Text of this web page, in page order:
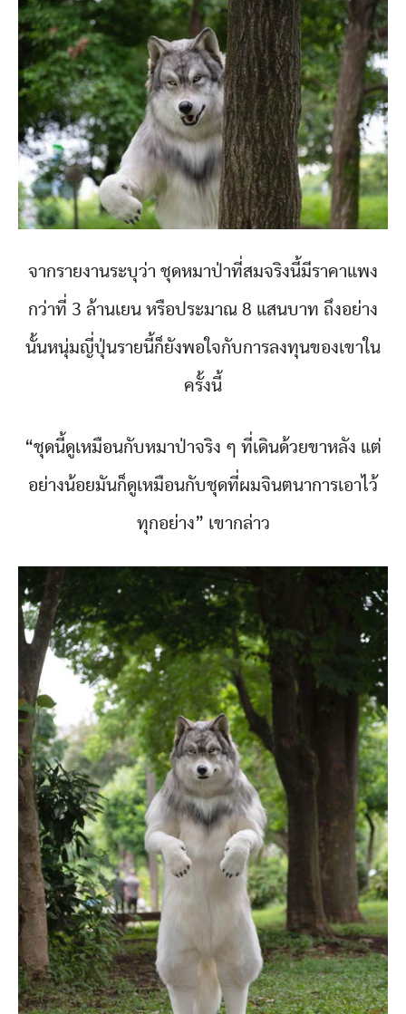
จากรายงานระบุว่า ชุดหมาป่าที่สมจริงนี้มีราคาแพง
กว่าที่ 3 ล้านเยน หรือประมาณ 8 แสนบาท ถึงอย่าง
นั้นหนุ่มญี่ปุ่นรายนี้ก็ยังพอใจกับการลงทุนของเขาใน
ครั้งนี้
“ชุดนี้ดูเหมือนกับหมาป่าจริง ๆ ที่เดินด้วยขาหลัง แต่
อย่างน้อยมันก็ดูเหมือนกับชุดที่ผมจินตนาการเอาไว้
ทุกอย่าง” เขากล่าว